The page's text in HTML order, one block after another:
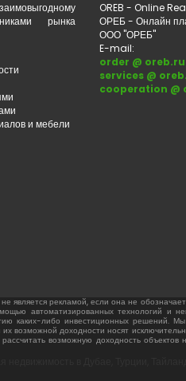
рынка
и мебели
OREB - Online
ОРЕБ - Онлайн
ООО "ОРЕБ"
E-mail:
order @ oreb.ru
services @
cooperation @
рекламой, если она не
автоматизированных технологий и
каких-либо инвестиционных решений.
возможной доходности носят
возможную доходность объектов